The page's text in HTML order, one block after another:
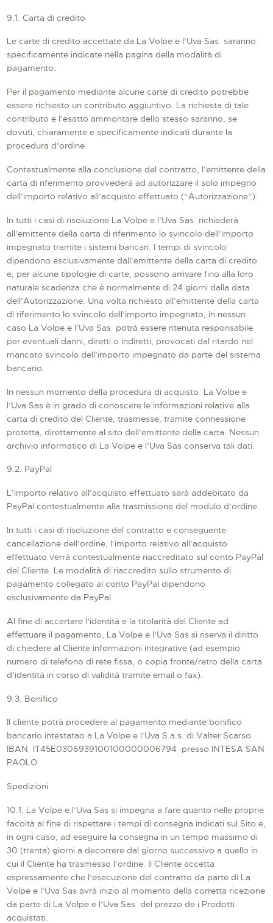
9.1. Carta di credito
Le carte di credito accettate da La Volpe e l’Uva Sas saranno
specificamente indicate nella pagina della modalità di
pagamento.
Per il pagamento mediante alcune carte di credito potrebbe
essere richiesto un contributo aggiuntivo. La richiesta di tale
contributo e l’esatto ammontare dello stesso saranno, se
dovuti, chiaramente e specificamente indicati durante la
procedura d’ordine.
Contestualmente alla conclusione del contratto, l’emittente della
carta di riferimento provvederà ad autorizzare il solo impegno
dell’importo relativo all’acquisto effettuato (“Autorizzazione”).
In tutti i casi di risoluzione La Volpe e l’Uva Sas richiederà
all’emittente della carta di riferimento lo svincolo dell’importo
impegnato tramite i sistemi bancari. I tempi di svincolo
dipendono esclusivamente dall’emittente della carta di credito
e, per alcune tipologie di carte, possono arrivare fino alla loro
naturale scadenza che è normalmente di 24 giorni dalla data
dell’Autorizzazione. Una volta richiesto all’emittente della carta
di riferimento lo svincolo dell’importo impegnato, in nessun
caso La Volpe e l’Uva Sas potrà essere ritenuta responsabile
per eventuali danni, diretti o indiretti, provocati dal ritardo nel
mancato svincolo dell’importo impegnato da parte del sistema
bancario.
In nessun momento della procedura di acquisto La Volpe e
l’Uva Sas è in grado di conoscere le informazioni relative alla
carta di credito del Cliente, trasmesse, tramite connessione
protetta, direttamente al sito dell’emittente della carta. Nessun
archivio informatico di La Volpe e l’Uva Sas conserva tali dati.
9.2. PayPal
L’importo relativo all’acquisto effettuato sarà addebitato da
PayPal contestualmente alla trasmissione del modulo d’ordine.
In tutti i casi di risoluzione del contratto e conseguente
cancellazione dell’ordine, l’importo relativo all’acquisto
effettuato verrà contestualmente riaccreditato sul conto PayPal
del Cliente. Le modalità di riaccredito sullo strumento di
pagamento collegato al conto PayPal dipendono
esclusivamente da PayPal.
Al fine di accertare l’identità e la titolarità del Cliente ad
effettuare il pagamento, La Volpe e l’Uva Sas si riserva il diritto
di chiedere al Cliente informazioni integrative (ad esempio
numero di telefono di rete fissa, o copia fronte/retro della carta
d’identità in corso di validità tramite email o fax).
9.3. Bonifico
Il cliente potrà procedere al pagamento mediante bonifico
bancario intestatao a La Volpe e l’Uva S.a.s. di Valter Scarso
IBAN IT45E0306939100100000006794 presso INTESA SAN
PAOLO
Spedizioni
10.1. La Volpe e l’Uva Sas si impegna a fare quanto nelle proprie
facoltà al fine di rispettare i tempi di consegna indicati sul Sito e,
in ogni caso, ad eseguire la consegna in un tempo massimo di
30 (trenta) giorni a decorrere dal giorno successivo a quello in
cui il Cliente ha trasmesso l’ordine. Il Cliente accetta
espressamente che l’esecuzione del contratto da parte di La
Volpe e l’Uva Sas avrà inizio al momento della corretta ricezione
da parte di La Volpe e l’Uva Sas del prezzo de i Prodotti
acquistati.